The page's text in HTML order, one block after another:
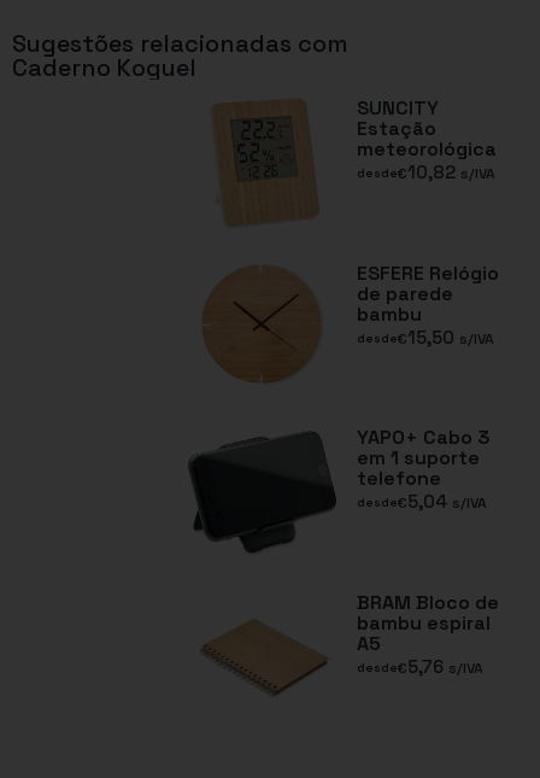
Sugestões relacionadas com
Caderno Koguel
SUNCITY
Estação
meteorológica
desde€10,82 s/IVA
ESFERE Relógio
de parede
bambu
desde€15,50 s/IVA
YAPO+ Cabo 3
em 1 suporte
telefone
desde€5,04 s/IVA
BRAM Bloco de
bambu espiral
A5
desde€5,76 s/IVA